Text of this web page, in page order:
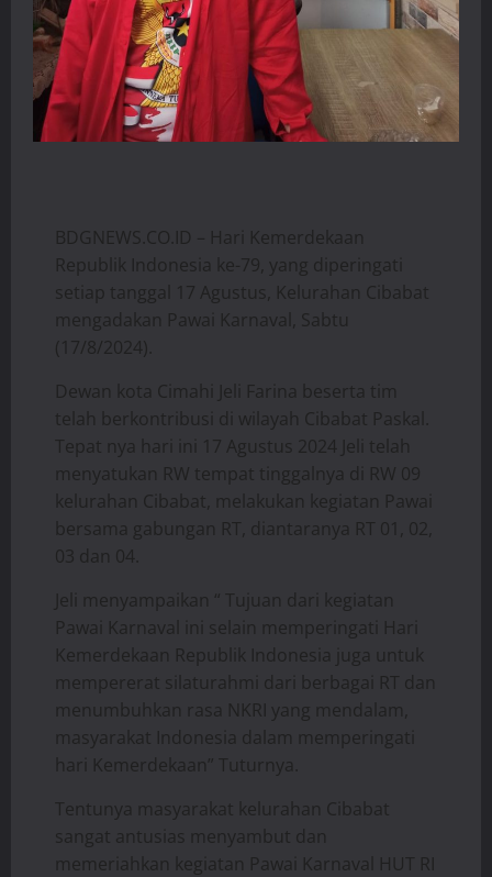
BDGNEWS.CO.ID – Hari Kemerdekaan
Republik Indonesia ke-79, yang diperingati
setiap tanggal 17 Agustus, Kelurahan Cibabat
mengadakan Pawai Karnaval, Sabtu
(17/8/2024).
Dewan kota Cimahi Jeli Farina beserta tim
telah berkontribusi di wilayah Cibabat Paskal.
Tepat nya hari ini 17 Agustus 2024 Jeli telah
menyatukan RW tempat tinggalnya di RW 09
kelurahan Cibabat, melakukan kegiatan Pawai
bersama gabungan RT, diantaranya RT 01, 02,
03 dan 04.
Jeli menyampaikan “ Tujuan dari kegiatan
Pawai Karnaval ini selain memperingati Hari
Kemerdekaan Republik Indonesia juga untuk
mempererat silaturahmi dari berbagai RT dan
menumbuhkan rasa NKRI yang mendalam,
masyarakat Indonesia dalam memperingati
hari Kemerdekaan” Tuturnya.
Tentunya masyarakat kelurahan Cibabat
sangat antusias menyambut dan
memeriahkan kegiatan Pawai Karnaval HUT RI